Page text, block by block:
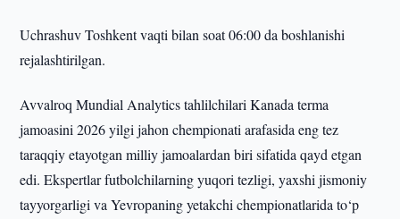
Uchrashuv Toshkent vaqti bilan soat 06:00 da boshlanishi
rejalashtirilgan.
Avvalroq Mundial Analytics tahlilchilari Kanada terma
jamoasini 2026 yilgi jahon chempionati arafasida eng tez
taraqqiy etayotgan milliy jamoalardan biri sifatida qayd etgan
edi. Ekspertlar futbolchilarning yuqori tezligi, yaxshi jismoniy
tayyorgarligi va Yevropaning yetakchi chempionatlarida to‘p